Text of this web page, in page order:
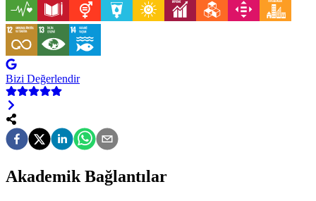
Bizi Değerlendir
Akademik Bağlantılar